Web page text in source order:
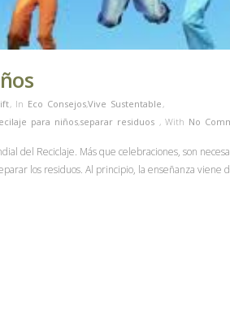
, In Eco Consejos,Vive Sustentable ,
para niños,separar residuos , With No
del Reciclaje. Más que celebraciones, son
los residuos. Al principio, la enseñanza viene